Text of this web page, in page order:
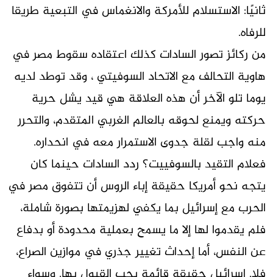
ثانيًا: الاستسلام للأمركة والانغماس في التبعية طريقا
للرفاه.
من ركائز تصور السادات كذلك اعتقاده سقوط مصر في
هاوية التحالف مع الاتحاد السوفيتي ، وقد توطد لديه
يوما تلو الآخر أن هذه العلاقة هي قيد يشل حرية
حركته ويمنع لحوقه بالعالم الغربي المتقدم، والتحرر
منه واجب لقلة جدوى الاستمرار معه في انحداره.
فعلام التقيد بالسوفييت؟ ردد السادات حينما كان
يتجه نحو أمريكا حقيقة إباء الروس أن تتفوق مصر في
الحرب مع إسرائيل بما يكفي لهزيمتها بصورة شاملة،
فلم يقدموا لها إلا ما يسمح بعملية محدودة أو بدفاع
عن النفس، أما إحداث تغيير جذري في موازين الصراع،